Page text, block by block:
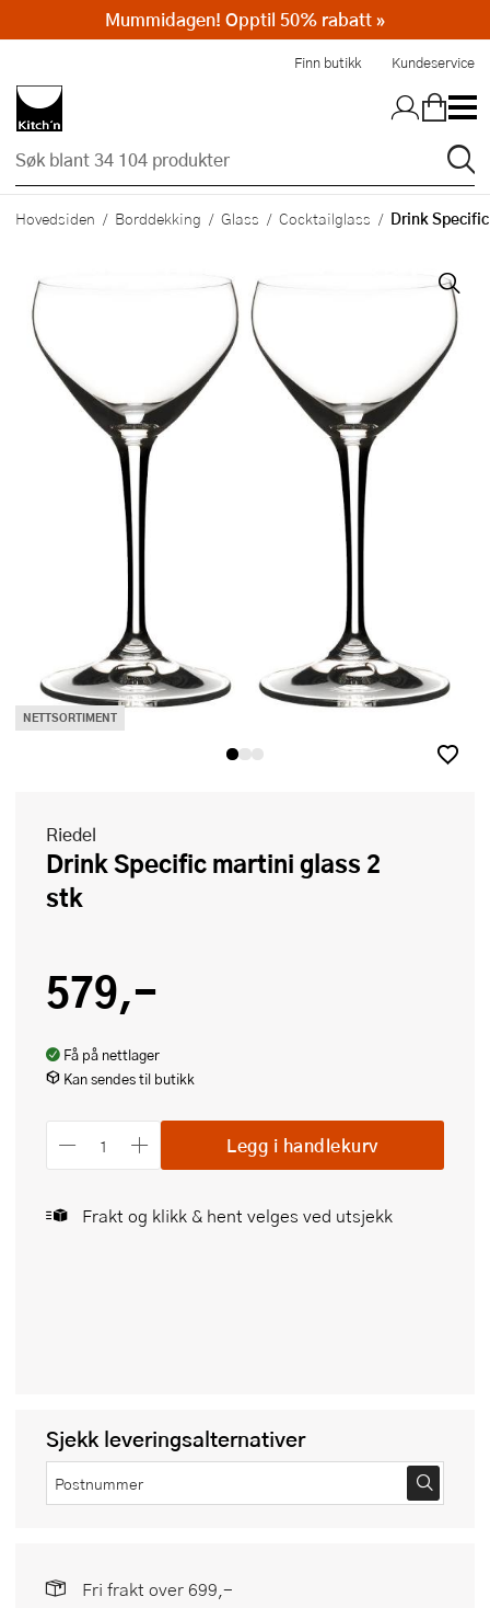
Finn butikk Kundeservice
Hovedsiden Borddekking Glass Cocktailglass Drink
NETTSORTIMENT
Riedel
Drink Specific martini glass 2
stk
579,-
Få på nettlager
Kan sendes til butikk
Legg i handlekurv
Frakt og klikk & hent velges ved utsjekk
Sjekk leveringsalternativer
Fri frakt over 699,-
Mummidagen! Opptil 50% rabatt »